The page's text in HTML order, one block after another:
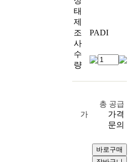
태
제
조
사
PADI
수
량
총 공급
가
가격
문의